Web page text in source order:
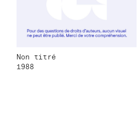
Non titré
1988